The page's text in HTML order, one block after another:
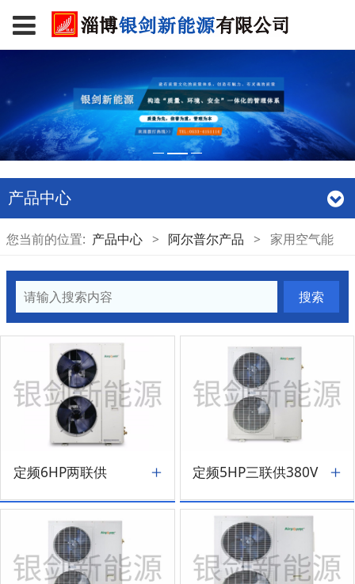
产品中心
您当前的位置: 产品中心 > 阿尔普尔产品 > 家用空气能
搜索
定频6HP两联供 定频5HP三联供380V